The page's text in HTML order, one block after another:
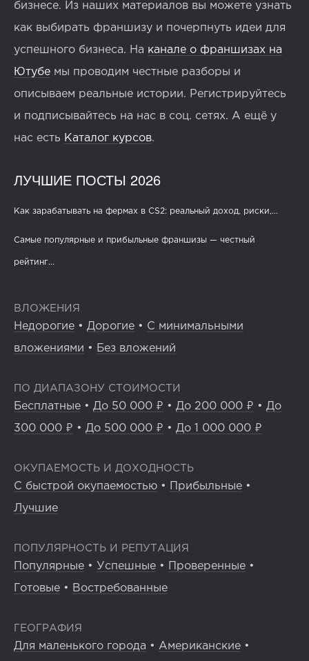
бизнесе. Из наших материалов вы можете узнать
как выбирать франшизу и почерпнуть идеи для
успешного бизнеса. На канале о франшизах на
Ютубе мы проводим честные разборы и
описываем реальные истории. Регистрируйтесь
и подписывайтесь на нас в соц. сетях. А ещё у
нас есть Каталог курсов.
ЛУЧШИЕ ПОСТЫ 2026
Как зарабатывать на фермах в CS2: реальный доход, риски,...
Самые популярные и прибыльные франшизы — честный
рейтинг...
ВЛОЖЕНИЯ
Недорогие • Дорогие • С минимальными
вложениями • Без вложений
ПО ДИАПАЗОНУ СТОИМОСТИ
Бесплатные • До 50 000 ₽ • До 200 000 ₽ • До
300 000 ₽ • До 500 000 ₽ • До 1 000 000 ₽
ОКУПАЕМОСТЬ И ДОХОДНОСТЬ
С быстрой окупаемостью • Прибыльные •
Лучшие
ПОПУЛЯРНОСТЬ И РЕПУТАЦИЯ
Популярные • Успешные • Проверенные •
Готовые • Востребованные
ГЕОГРАФИЯ
Для маленького города • Американские •